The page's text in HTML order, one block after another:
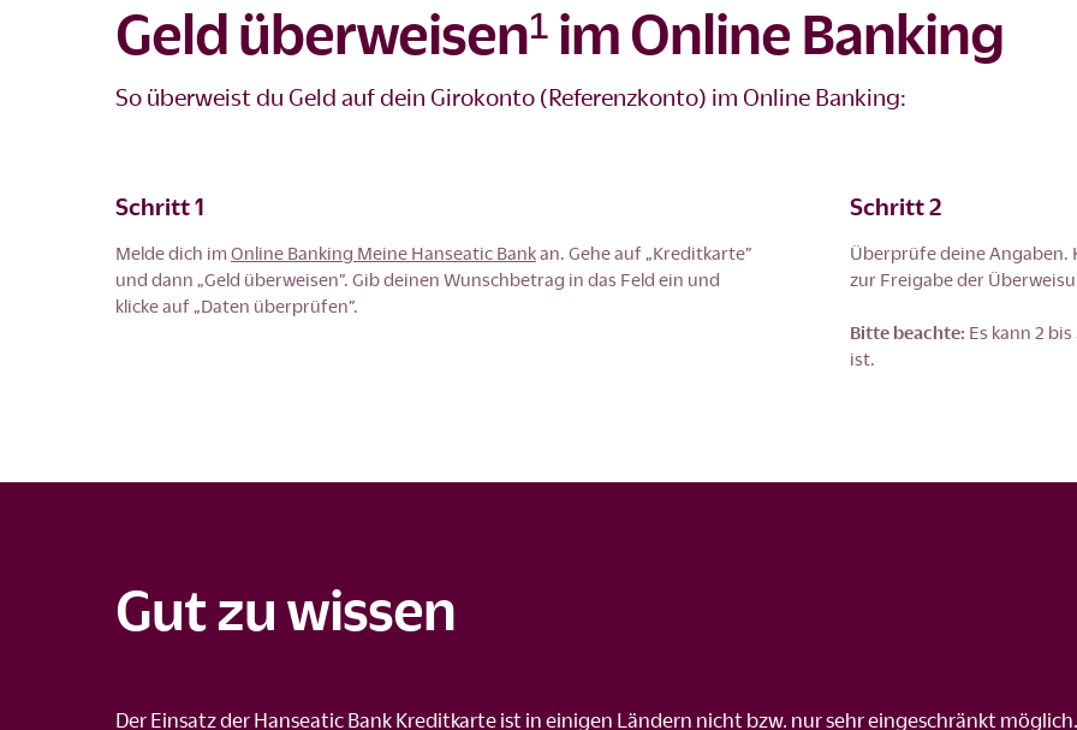
Geld überweisen¹ im Online Banking
So überweist du Geld auf dein Girokonto (Referenzkonto) im Online Banking:
Schritt 1
Melde dich im Online Banking Meine Hanseatic Bankan. Gehe auf „Kreditkarte”
und dann „Geld überweisen”. Gib deinen Wunschbetrag in das Feld ein und
klicke auf „Daten überprüfen”.
Schritt 2
Überprüfe deine Angaben.
zur Freigabe der
Bitte beachte: Es kann 2
ist.
Gut zu wissen
Der Einsatz der Hanseatic Bank Kreditkarte ist in einigen Ländern nicht bzw. nur sehr eingeschränkt